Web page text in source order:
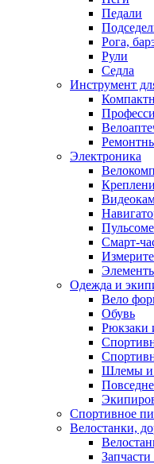
Педали
Рога,
Рули
Седла
Инструмент
Электроника
Смарт-
Одежда и
Вело
Обувь
Рюкзаки
Шлемы и
Спортивное
Велостанки,